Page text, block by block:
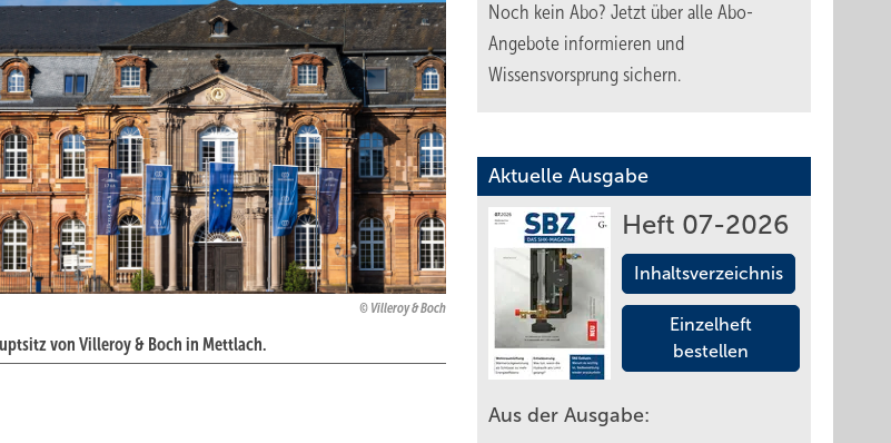
Villeroy & Boch
von Villeroy & Boch in Mettlach.
Noch kein Abo? Jetzt über alle Abo-
Angebote informieren und
Wissensvorsprung sichern.
Aktuelle Ausgabe
Heft 07-2026
Inhaltsverzeichnis
Einzelheft
bestellen
Aus der Ausgabe: